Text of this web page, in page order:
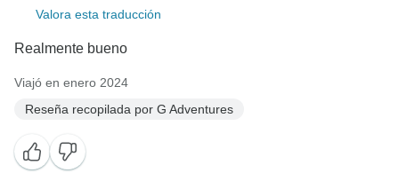
Valora esta traducción
Realmente bueno
Viajó en enero 2024
Reseña recopilada por G Adventures